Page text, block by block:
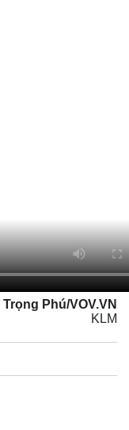
Trọng Phú/VOV.VN
KLM